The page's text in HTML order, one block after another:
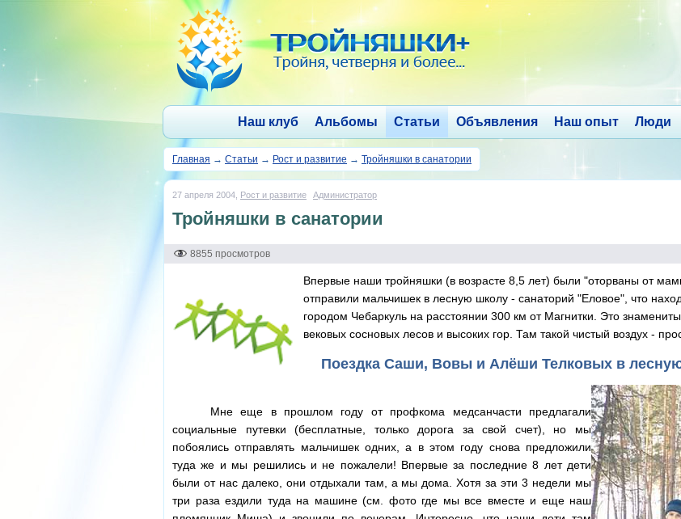
Наш клуб Альбомы Статьи Объявления Наш опыт Люди
Главная → Статьи → Рост и развитие → Тройняшки в санатории
27 апреля 2004, Рост и развитие Администратор
Тройняшки в санатории
8855 просмотров
Впервые наши тройняшки (в возрасте 8,5 лет) были "оторваны от
отправили мальчишек в лесную школу - санаторий "Еловое", что
городом Чебаркуль на расстоянии 300 км от Магнитки. Это
вековых сосновых лесов и высоких гор. Там такой чистый воздух -
Поездка Саши, Вовы и Алёши Телковых в
Мне еще в прошлом году от профкома медсанчасти предлагали
социальные путевки (бесплатные, только дорога за свой счет), но мы
побоялись отправлять мальчишек одних, а в этом году снова предложили
туда же и мы решились и не пожалели! Впервые за последние 8 лет дети
были от нас далеко, они отдыхали там, а мы дома. Хотя за эти 3 недели мы
три раза ездили туда на машине (см. фото где мы все вместе и еще наш